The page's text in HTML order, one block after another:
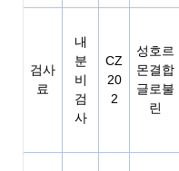
검사
료
내
분
비
검
사
CZ
20
2
성호르
몬결합
글로불
린